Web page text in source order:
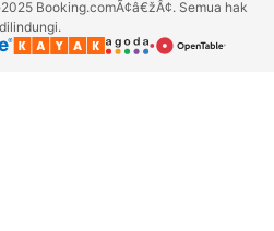
Booking.comÃ¢â€žÂ¢. Semua hak
dilindungi.